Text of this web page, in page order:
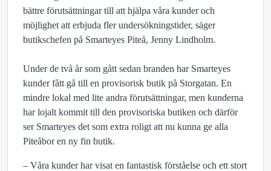
bättre förutsättningar till att hjälpa våra kunder och
möjlighet att erbjuda fler undersökningstider, säger
butikschefen på Smarteyes Piteå, Jenny Lindholm.
Under de två år som gått sedan branden har Smarteyes
kunder fått gå till en provisorisk butik på Storgatan. En
mindre lokal med lite andra förutsättningar, men kunderna
har lojalt kommit till den provisoriska butiken och därför
ser Smarteyes det som extra roligt att nu kunna ge alla
Piteåbor en ny fin butik.
– Våra kunder har visat en fantastisk förståelse och ett stort